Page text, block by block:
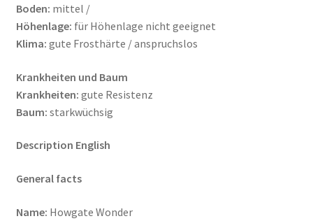
Boden: mittel /
Höhenlage: für Höhenlage nicht geeignet
Klima: gute Frosthärte / anspruchslos
Krankheiten und Baum
Krankheiten: gute Resistenz
Baum: starkwüchsig
Description English
General facts
Name: Howgate Wonder